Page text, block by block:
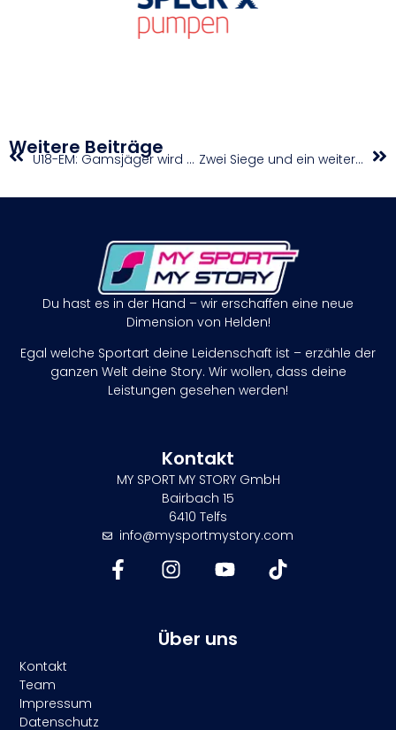
Weitere Beiträge U18-EM: Gamsjäger wird Elfter im Hochsprung Zwei Siege und ein weiterer Podestplatz in Zilina
Du hast es in der Hand – wir erschaffen eine neue
Dimension von Helden!
Egal welche Sportart deine Leidenschaft ist – erzähle der
ganzen Welt deine Story. Wir wollen, dass deine
Leistungen gesehen werden!
Kontakt
MY SPORT MY STORY GmbH
Bairbach 15
6410 Telfs
info@mysportmystory.com
Über uns
Kontakt
Team
Impressum
Datenschutz